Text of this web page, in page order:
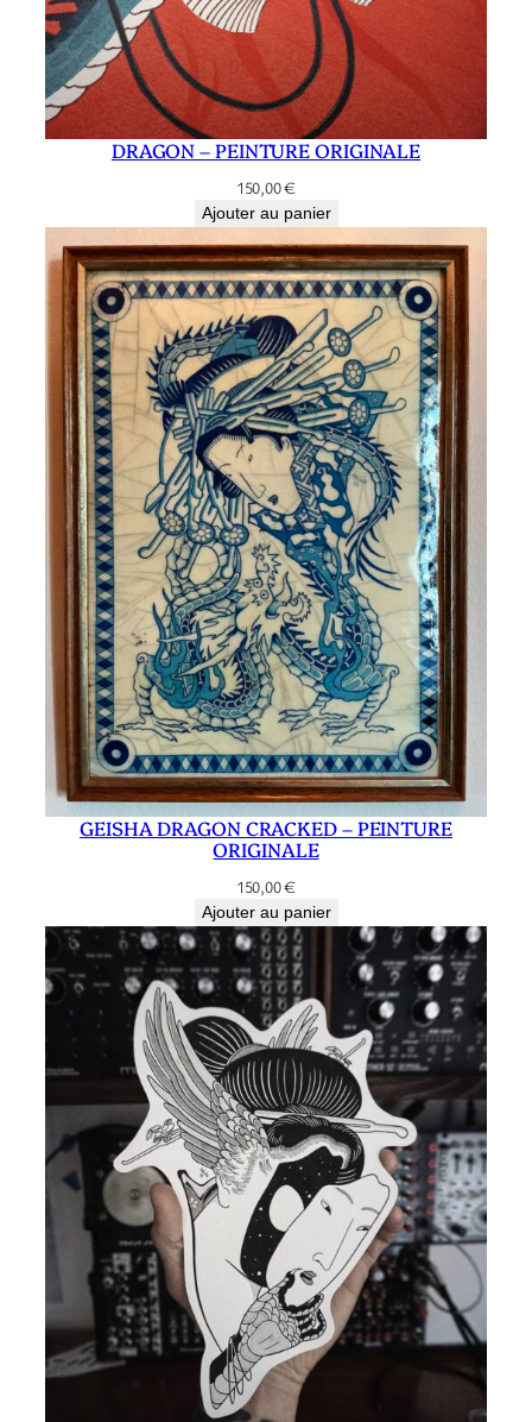
DRAGON – PEINTURE ORIGINALE
150,00€
Ajouter au panier
GEISHA DRAGON CRACKED – PEINTURE
ORIGINALE
150,00€
Ajouter au panier